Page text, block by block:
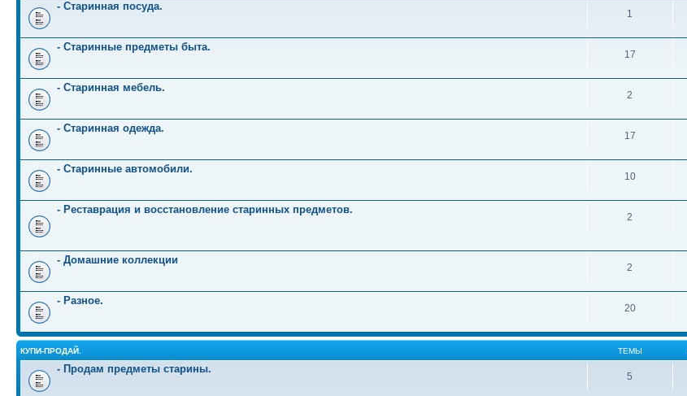
- Старинная посуда.
1
- Старинные предметы быта.
17
- Старинная мебель.
2
- Старинная одежда.
17
- Старинные автомобили.
10
- Реставрация и восстановление старинных предметов.
2
- Домашние коллекции
2
- Разное.
20
КУПИ-ПРОДАЙ. ТЕМЫ
- Продам предметы старины.
5